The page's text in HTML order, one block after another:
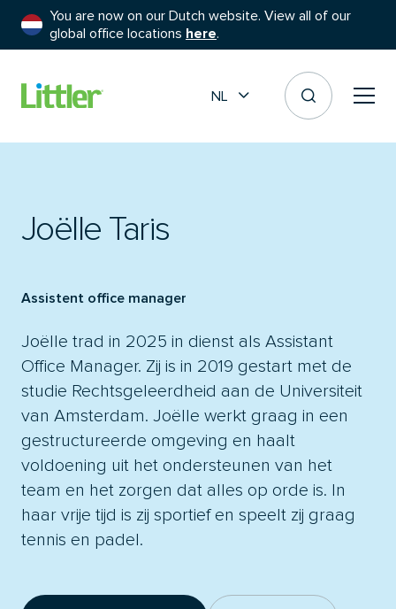
You are now on our Dutch website. View all of our
global office locations here.
NL
Joëlle Taris
Assistent office manager
Joëlle trad in 2025 in dienst als Assistant
Office Manager. Zij is in 2019 gestart met de
studie Rechtsgeleerdheid aan de Universiteit
van Amsterdam. Joëlle werkt graag in een
gestructureerde omgeving en haalt
voldoening uit het ondersteunen van het
team en het zorgen dat alles op orde is. In
haar vrije tijd is zij sportief en speelt zij graag
tennis en padel.